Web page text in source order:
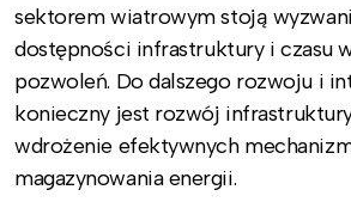
sektorem wiatrowym stoją
dostępności infrastruktury i czasu
pozwoleń. Do dalszego rozwoju i
konieczny jest rozwój
wdrożenie efektywnych
magazynowania energii.